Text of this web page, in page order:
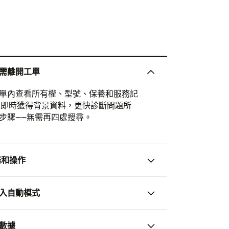
離開工單
內查看所有權、型號、保養和服務記
時獲得背景資料，更快診斷問題所
驟——無需再四處搜尋。
操作
自動模式
據